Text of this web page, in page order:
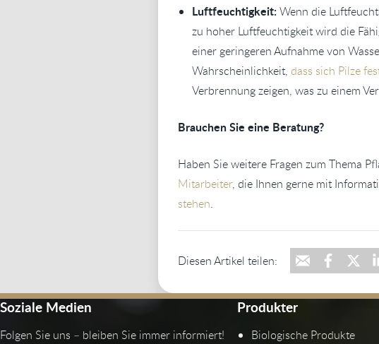
Luftfeuchtigkeit:Wenn die
zu hoher Luftfeuchtigkeit wird die
einer geringeren Aufnahme von
Wahrscheinlichkeit, dass sich Pilze
Verbrennung zeigen, was zu einem
Brauchen Sie eine Beratung?
Haben Sie weitere Fragen zum Thema
Mitarbeiter, die Ihnen gerne mit
stehen.
Diesen Artikel teilen:
Soziale Medien
Folgen Sie uns – bleiben Sie immer informiert!
Produkter
Biologische Produkte